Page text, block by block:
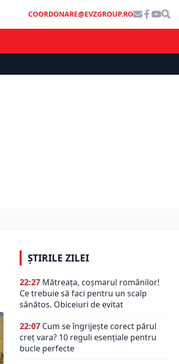
COORDONARE@EVZGROUP.RO
ȘTIRILE ZILEI
22:27 Mătreața, coșmarul românilor!
Ce trebuie să faci pentru un scalp
sănătos. Obiceiuri de evitat
22:07 Cum se îngrijește corect părul
creț vara? 10 reguli esențiale pentru
bucle perfecte